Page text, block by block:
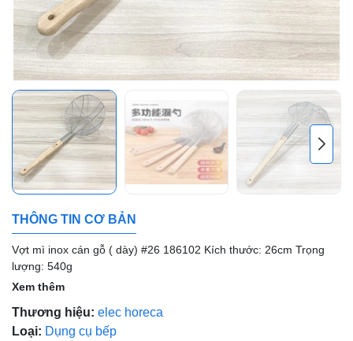
THÔNG TIN CƠ BẢN
Vợt mì inox cán gỗ ( dày) #26 186102 Kích thước: 26cm Trọng
lượng: 540g
Xem thêm
Thương hiệu: elec horeca
Loại: Dụng cụ bếp